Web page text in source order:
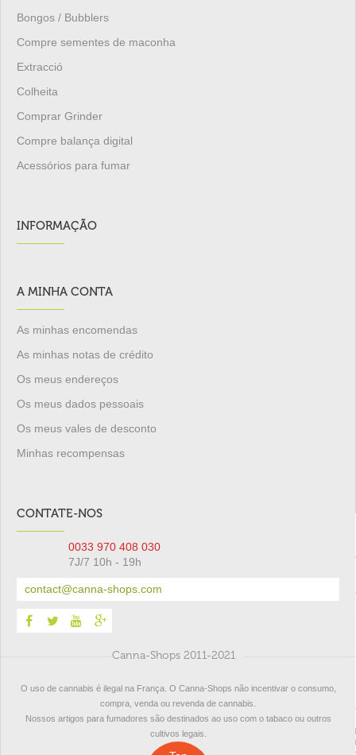
Bongos / Bubblers
Compre sementes de maconha
Extracció
Colheita
Comprar Grinder
Compre balança digital
Acessórios para fumar
INFORMAÇÃO
A MINHA CONTA
As minhas encomendas
As minhas notas de crédito
Os meus endereços
Os meus dados pessoais
Os meus vales de desconto
Minhas recompensas
CONTATE-NOS
0033 970 408 030
7J/7 10h - 19h
contact@canna-shops.com
Canna-Shops 2011-2021
O uso de cannabis é ilegal na França. O Canna-Shops não incentivar o consumo,
compra, venda ou revenda de cannabis.
Nossos artigos para fumadores são destinados ao uso com o tabaco ou outros
cultivos legais.